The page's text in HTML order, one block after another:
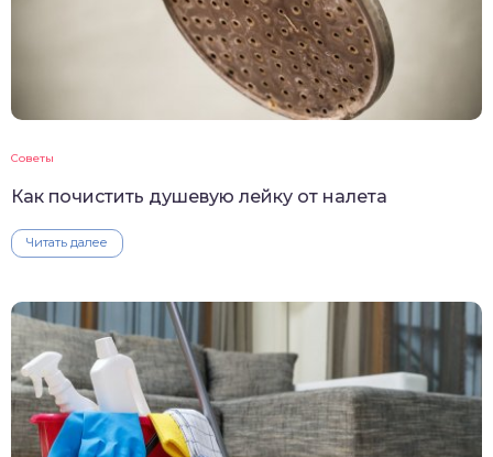
Советы
Как почистить душевую лейку от налета
Читать далее